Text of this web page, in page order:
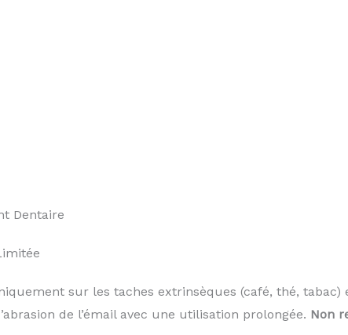
Dentaire
sur les taches extrinsèques (café, thé, tabac)
de l’émail avec une utilisation prolongée. Non